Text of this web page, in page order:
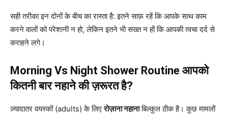
सही तरीका इन दोनों के बीच का रास्ता है: इतने साफ़ रहें कि आपके साथ काम
करने वालों को परेशानी न हो, लेकिन इतने भी सख्त न हों कि आपकी त्वचा दर्द से
कराहने लगे।
Morning Vs Night Shower Routine आपको
कितनी बार नहाने की ज़रूरत है?
ज़्यादातर वयस्कों (adults) के लिएरोज़ाना नहानाबिल्कुल ठीक है। कुछ मामलों